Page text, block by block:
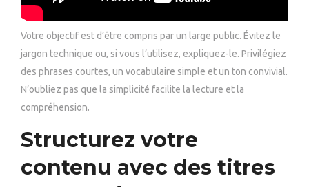
Votre objectif est d’être compris par un large public. Évitez le
jargon technique ou, si vous l’utilisez, expliquez-le. Privilégiez
des phrases courtes, un vocabulaire simple et un ton convivial.
N’oubliez pas que la simplicité facilite la lecture et la
compréhension.
Structurez votre
contenu avec des titres